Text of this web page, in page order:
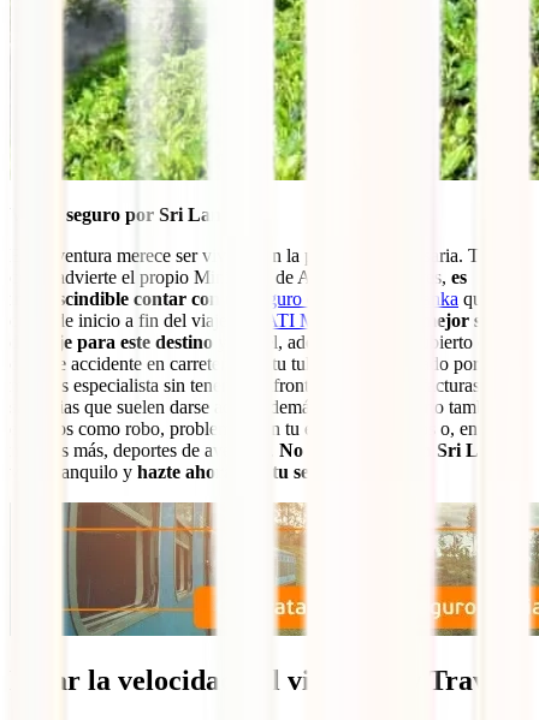
Viajar seguro por Sri Lanka
Esta aventura merece ser vivida con la protección necesaria. Tal y
como advierte el propio Ministerio de Asuntos Exteriores, es
imprescindible contar con un
seguro de viaje a Sri Lanka que te
cuide de inicio a fin del viaje. El
IATI Mochilero
el mejor seguro
de viaje para este destino y con él, además de estar cubierto en
caso de accidente en carretera con tu tuk-tuk, serás tratado por los
mejores especialista sin tener que afrontar las costosas facturas
sanitarias que suelen darse aquí. Además, estarás cubierto también
en casos como robo, problemas con tu equipaje, retrasos o, entre
muchos más, deportes de aventura. No te la juegues en Sri Lanka
viaja tranquilo y hazte ahora con tu seguro
Bajar la velocidad del viaje, Slow Travel